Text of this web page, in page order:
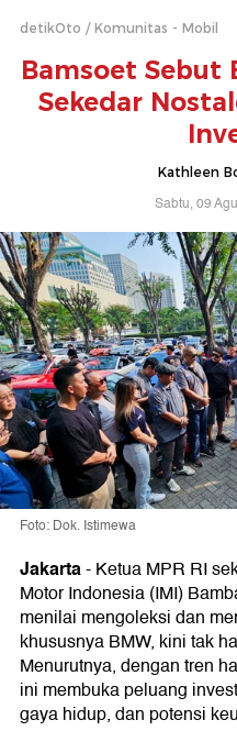
detikOto Komunitas - Mobil
Bamsoet Sebut
Sekedar
Kathleen
Sabtu, 09
Foto: Dok. Istimewa
Jakarta-Ketua MPR RI
Motor Indonesia (IMI)
menilai mengoleksi dan
khususnya BMW, kini tak
Menurutnya, dengan tren
ini membuka peluang
gaya hidup, dan potensi